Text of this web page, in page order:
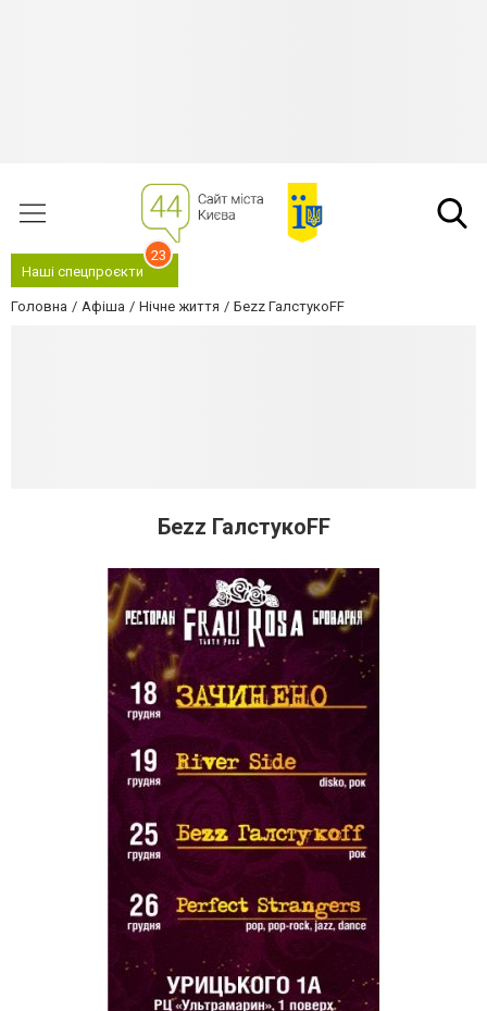
Наші спецпроєкти
23
Головна Афіша Нічне життя Беzz ГалстукоFF
Беzz ГалстукоFF